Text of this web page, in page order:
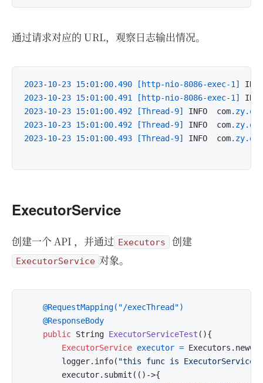
通过请求对应的 URL，观察日志输出情况。
2023-10-23 15: 01 : 00.490 [http-nio-8086-exec-1]
2023-10-23 15: 01 : 00.491 [http-nio-8086-exec-1]
2023-10-23 15: 01 : 00.492 [Thread-9] INFO  com.zy
2023-10-23 15: 01 : 00.492 [Thread-9] INFO  com.zy
2023-10-23 15: 01 : 00.493 [Thread-9] INFO  com.zy
ExecutorService
创建一个 API ，并通过 Executors 创建
ExecutorService 对象。
@RequestMapping("/execThread")
@ResponseBody
public String ExecutorServiceTest (){
ExecutorService executor =
        logger.info(
"this func is
        executor.submit(()->{